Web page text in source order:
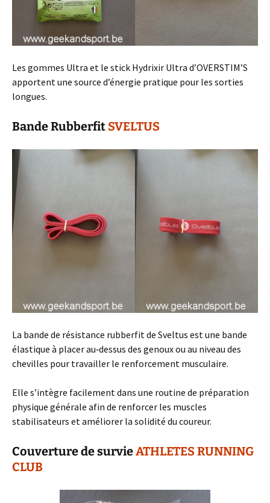
Les gommes Ultra et le stick Hydrixir Ultra d’OVERSTIM’S
apportent une source d’énergie pratique pour les sorties
longues.
Bande Rubberfit SVELTUS
La bande de résistance rubberfit de Sveltus est une bande
élastique à placer au‑dessus des genoux ou au niveau des
chevilles pour travailler le renforcement musculaire.
Elle s’intègre facilement dans une routine de préparation
physique générale afin de renforcer les muscles
stabilisateurs et améliorer la solidité du coureur.
Couverture de survieATHLETES RUNNING
CLUB